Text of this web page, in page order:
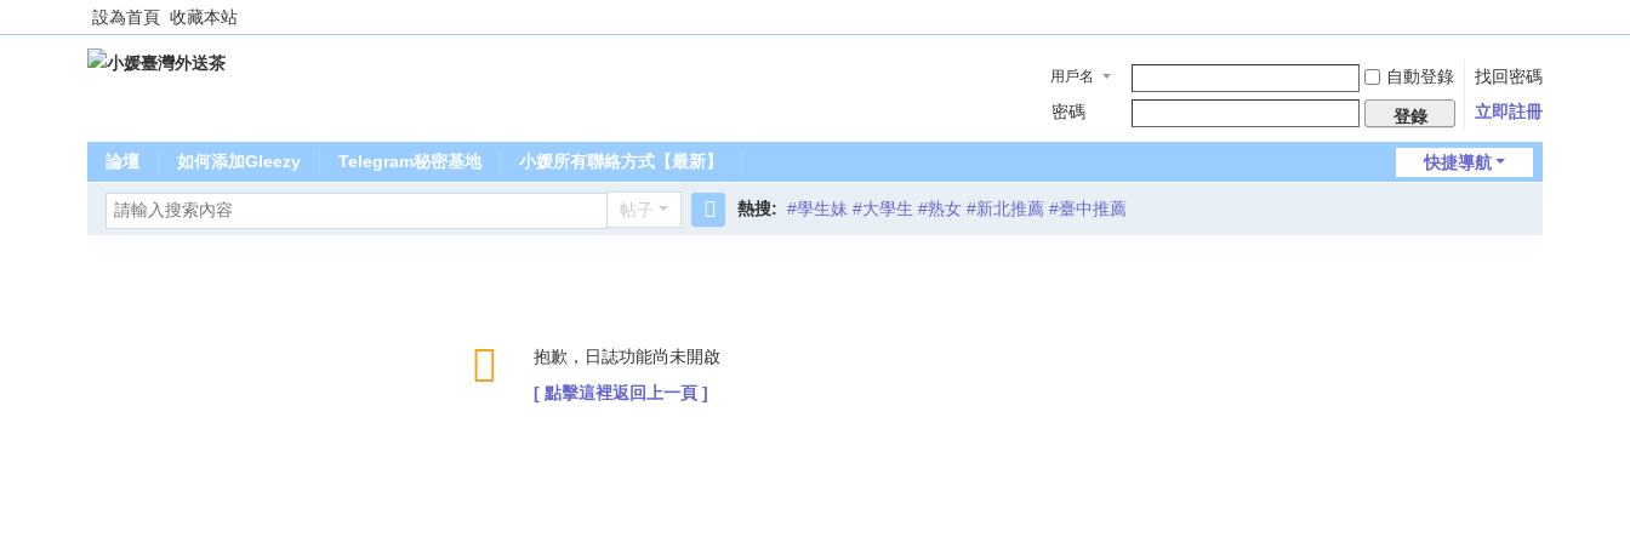
設為首頁 收藏本站
用戶名 自動登錄
找回密碼
密碼
登錄 立即註冊
快捷導航
論壇 如何添加Gleezy Telegram秘密基地 小媛所有聯絡方式【最新】
帖子 熱搜: #學生妹 #大學生 #熟女 #新北推薦 #臺中推薦
抱歉，日誌功能尚未開啟
[ 點擊這裡返回上一頁 ]